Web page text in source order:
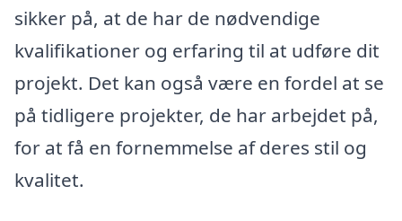
sikker på, at de har de nødvendige
kvalifikationer og erfaring til at udføre dit
projekt. Det kan også være en fordel at se
på tidligere projekter, de har arbejdet på,
for at få en fornemmelse af deres stil og
kvalitet.